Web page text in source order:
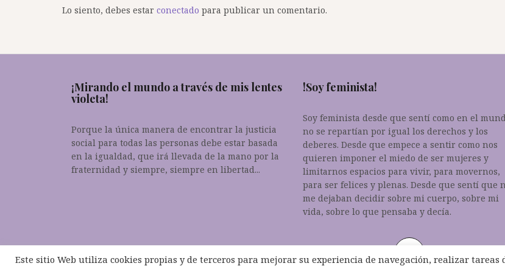
Lo siento, debes estar conectado para publicar un comentario.
¡Mirando el mundo a través de mis lentes
violeta!
Porque la única manera de encontrar la justicia
social para todas las personas debe estar basada
en la igualdad, que irá llevada de la mano por la
fraternidad y siempre, siempre en libertad...
!Soy feminista!
Soy feminista desde que sentí como en el
no se repartían por igual los derechos y los
deberes. Desde que empece a sentir como nos
quieren imponer el miedo de ser mujeres y
limitarnos espacios para vivir, para movernos,
para ser felices y plenas. Desde que sentí que
me dejaban decidir sobre mi cuerpo, sobre mi
vida, sobre lo que pensaba y decía.
Este sitio Web utiliza cookies propias y de terceros para mejorar su experiencia de navegación, realizar tareas